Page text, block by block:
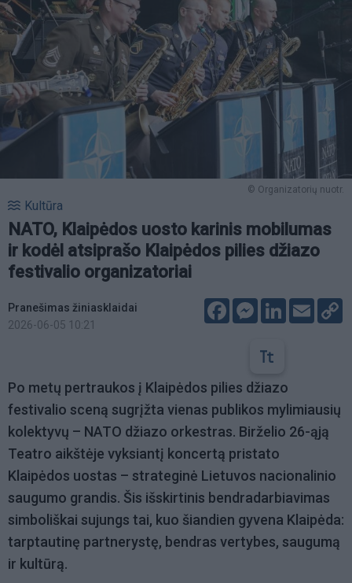
© Organizatorių nuotr.
Kultūra
NATO, Klaipėdos uosto karinis mobilumas
ir kodėl atsiprašo Klaipėdos pilies džiazo
festivalio organizatoriai
Pranešimas žiniasklaidai
2026-06-05 10:21
FacebookMessenger
LinkedIn
Email
Po metų pertraukos į Klaipėdos pilies džiazo
festivalio sceną sugrįžta vienas publikos mylimiausių
kolektyvų – NATO džiazo orkestras. Birželio 26-ąją
Teatro aikštėje vyksiantį koncertą pristato
Klaipėdos uostas – strateginė Lietuvos nacionalinio
saugumo grandis. Šis išskirtinis bendradarbiavimas
simboliškai sujungs tai, kuo šiandien gyvena Klaipėda:
tarptautinę partnerystę, bendras vertybes, saugumą
ir kultūrą.